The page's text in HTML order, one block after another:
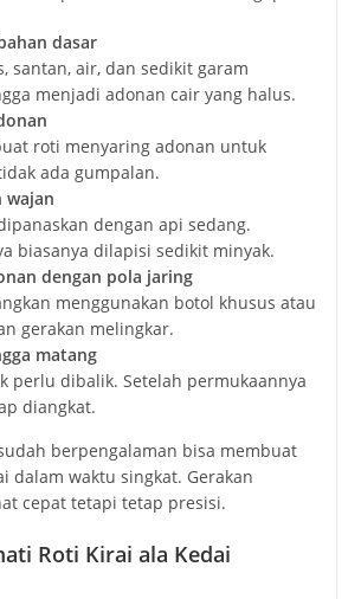
dasar
santan, air, dan sedikit garam
menjadi adonan cair yang halus.
roti menyaring adonan untuk
ada gumpalan.
wajan
dengan api sedang.
biasanya dilapisi sedikit minyak.
dengan pola jaring
menggunakan botol khusus atau
gerakan melingkar.
matang
perlu dibalik. Setelah permukaannya
diangkat.
berpengalaman bisa membuat
dalam waktu singkat. Gerakan
cepat tetapi tetap presisi.
Roti Kirai ala Kedai